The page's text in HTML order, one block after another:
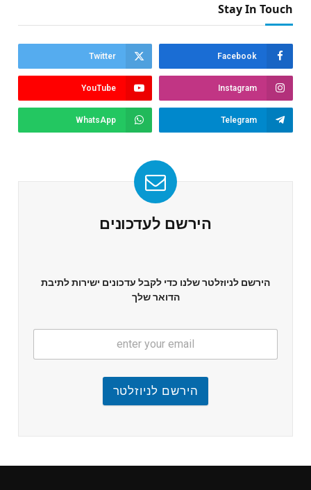
Stay In Touch
Facebook
Twitter
Instagram
YouTube
Telegram
WhatsApp
הירשם לעדכונים
הירשם לניוזלטר שלנו כדי לקבל עדכונים ישירות לתיבת
הדואר שלך
הירשם לניוזלטר